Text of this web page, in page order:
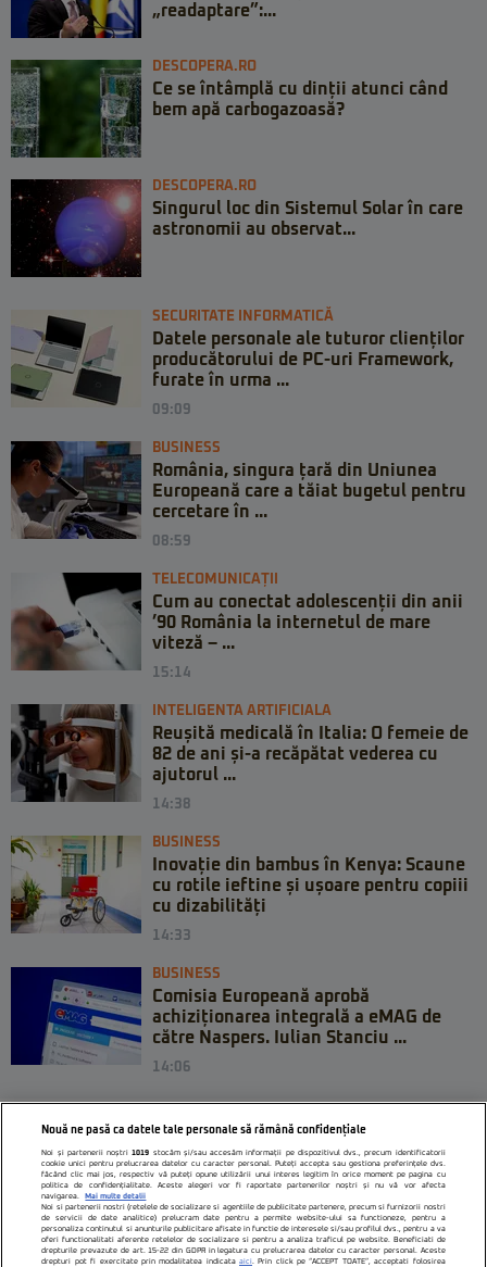
„readaptare”:...
DESCOPERA.RO
Ce se întâmplă cu dinții atunci când
bem apă carbogazoasă?
DESCOPERA.RO
Singurul loc din Sistemul Solar în care
astronomii au observat...
SECURITATE INFORMATICĂ
Datele personale ale tuturor clienților
producătorului de PC-uri Framework,
furate în urma ...
09:09
BUSINESS
România, singura țară din Uniunea
Europeană care a tăiat bugetul pentru
cercetare în ...
08:59
TELECOMUNICAȚII
Cum au conectat adolescenții din anii
’90 România la internetul de mare
viteză – ...
15:14
INTELIGENTA ARTIFICIALA
Reușită medicală în Italia: O femeie de
82 de ani și-a recăpătat vederea cu
ajutorul ...
14:38
BUSINESS
Inovație din bambus în Kenya: Scaune
cu rotile ieftine și ușoare pentru copiii
cu dizabilități
14:33
BUSINESS
Comisia Europeană aprobă
achiziționarea integrală a eMAG de
către Naspers. Iulian Stanciu ...
14:06
Nouă ne pasă ca datele tale personale să rămână confidențiale
Noi și partenerii noștri1019 stocăm și/sau accesăm informații pe dispozitivul dvs., precum identificatorii
cookie unici pentru prelucrarea datelor cu caracter personal. Puteți accepta sau gestiona preferințele dvs.
făcând clic mai jos, respectiv vă puteți opune utilizării unui interes legitim în orice moment pe pagina cu
politica de confidențialitate. Aceste alegeri vor fi raportate partenerilor noștri și nu vă vor afecta
navigarea.
Mai multe detalii
Noi si partenerii nostri (retelele de socializare si agentiile de publicitate partenere, precum si furnizorii nostri
de servicii de date analitice) prelucram date pentru a permite website-ului sa functioneze, pentru a
personaliza continutul si anunturile publicitare afisate in functie de interesele si/sau profilul dvs., pentru a va
oferi functionalitati aferente retelelor de socializare si pentru a analiza traficul pe website. Beneficiati de
drepturile prevazute de art. 15-22 din GDPR in legatura cu prelucrarea datelor cu caracter personal. Aceste
drepturi pot fi exercitate prin modalitatea indicata aici. Prin click pe “ACCEPT TOATE”, acceptati folosirea